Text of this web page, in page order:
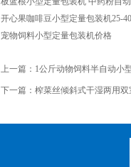
开心果咖啡豆小型定量包装机25-
宠物饲料小型定量包装机价格
上一篇： 1公斤动物饲料半自动小
下一篇： 榨菜丝倾斜式干湿两用